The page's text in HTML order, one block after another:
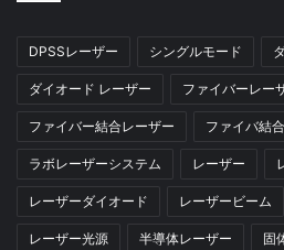
DPSSレーザー シングルモード
ダイオード レーザー ファイバーレー
ファイバー結合レーザー ファイバ結
ラボレーザーシステム レーザー
レーザーダイオード レーザービーム
レーザー光源 半導体レーザー 固